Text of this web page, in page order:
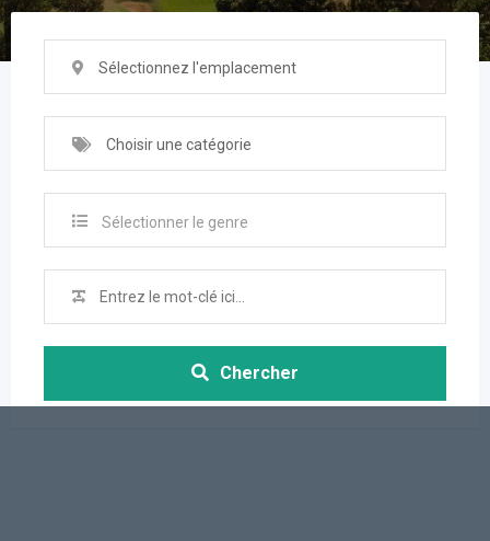
Sélectionnez l'emplacement
Choisir une catégorie
Sélectionner le genre
Chercher